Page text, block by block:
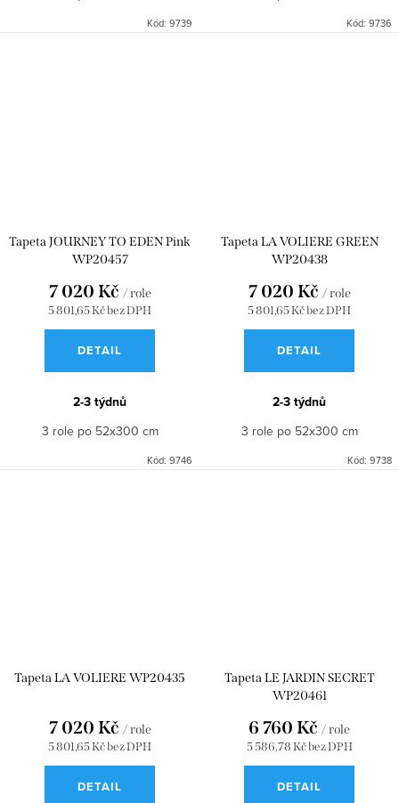
Kód: 9739 Kód: 9736
Tapeta JOURNEY TO EDEN Pink
WP20457
5 801,65 Kč bez DPH
7 020 Kč / role
DETAIL
2-3 týdnů
3 role po 52x300 cm
Kód: 9746
Tapeta LA VOLIERE GREEN
WP20438
5 801,65 Kč bez DPH
7 020 Kč / role
DETAIL
2-3 týdnů
3 role po 52x300 cm
Kód: 9738
Tapeta LA VOLIERE WP20435
5 801,65 Kč bez DPH
7 020 Kč / role
DETAIL
Tapeta LE JARDIN SECRET
WP20461
5 586,78 Kč bez DPH
6 760 Kč / role
DETAIL